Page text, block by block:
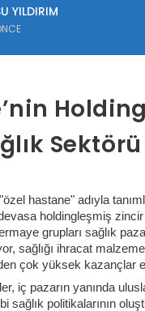
YILDIRIM
hastane" adıyla
holdingleşmiş
grupları sağlık
sağlığı ihracat
çok yüksek kazançlar
iç pazarın yanında
sağlık politikalarının